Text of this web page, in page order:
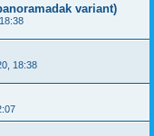
variant)
18:38